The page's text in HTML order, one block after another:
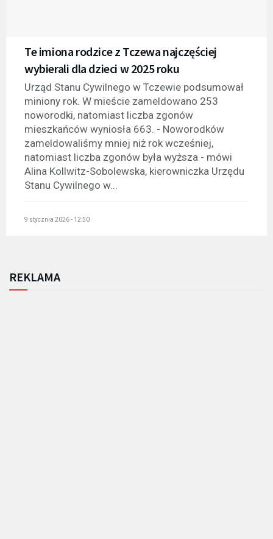
Te imiona rodzice z Tczewa najczęściej
wybierali dla dzieci w 2025 roku
Urząd Stanu Cywilnego w Tczewie podsumował
miniony rok. W mieście zameldowano 253
noworodki, natomiast liczba zgonów
mieszkańców wyniosła 663. - Noworodków
zameldowaliśmy mniej niż rok wcześniej,
natomiast liczba zgonów była wyższa - mówi
Alina Kollwitz-Sobolewska, kierowniczka Urzędu
Stanu Cywilnego w...
9 stycznia 2026 - 12:50
REKLAMA